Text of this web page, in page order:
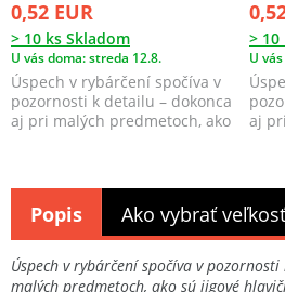
0,52 EUR
> 10 ks Skladom
U vás doma: streda 12.8.
Úspech v rybárčení spočíva v
pozornosti k detailu – dokonca
aj pri malých predmetoch, ako
> 10
U
aj
Úspech v rybárčení spočíva v
malých predmetoch, ako sú jigové
Popis Ako vybrať